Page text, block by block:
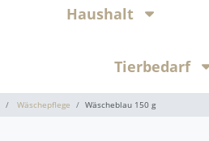
Haushalt
Tierbedarf
Wäschepflege Wäscheblau 150 g